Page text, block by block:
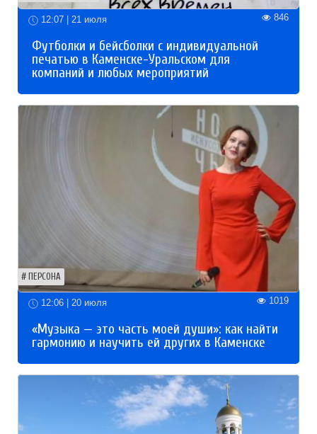
12:07 | 21 июля 846
Футболки и бейсболки с индивидуальной
печатью в Каменске-Уральском для
компаний и любых мероприятий
ПЕРСОНА
12:06 | 20 июля 1019
«Музыка — это часть моей души»: как найти
гармонию и научить ей других в Каменске